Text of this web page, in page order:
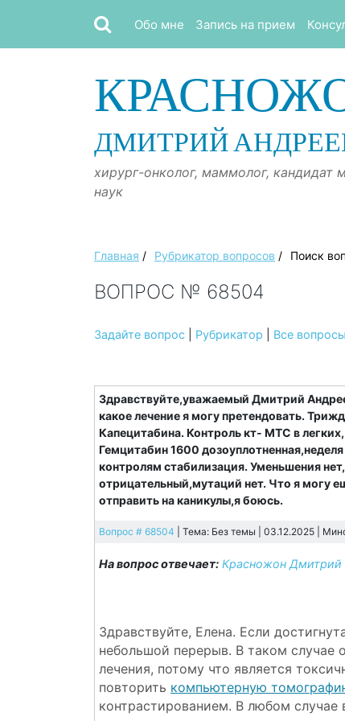
Обо мне Запись на прием
ДМИТРИЙ
хирург-онколог, маммолог, кандидат
наук
Главная / Рубрикатор вопросов / Поиск
ВОПРОС № 68504
Задайте вопрос Рубрикатор Все вопросы
Здравствуйте,уважаемый Дмитрий
какое лечение я могу претендовать.
Капецитабина. Контроль кт- МТС в
Гемцитабин 1600
контролям стабилизация. Уменьшения
отрицательный,мутаций нет. Что я могу
отправить на каникулы,я боюсь.
Вопрос # 68504 | Тема: Без темы | 03.12.2025 |
На вопрос отвечает: Красножон Дмитрий
Здравствуйте, Елена. Если
небольшой перерыв. В таком случае
лечения, потому что является
повторить компьютерную
контрастированием. В любом случае